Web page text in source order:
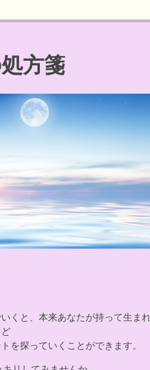
方箋
くと、本来あなたが持って生まれ
を探っていくことができます。